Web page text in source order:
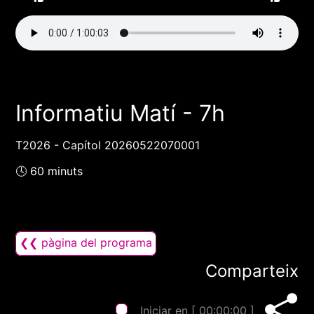
Informatiu Matí - 7h
T2026 - Capítol 20260522070001
🕓 60 minuts
❮❮ pàgina del programa
Comparteix
Iniciar en [ 00:00:00 ]